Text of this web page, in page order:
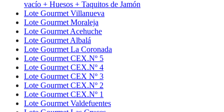
vacío + Huesos + Taquitos de Jamón
Lote Gourmet Villanueva
Lote Gourmet Moraleja
Lote Gourmet Acehuche
Lote Gourmet Albalá
Lote Gourmet La Coronada
Lote Gourmet CEX.Nº 5
Lote Gourmet CEX.Nº 4
Lote Gourmet CEX Nº 3
Lote Gourmet CEX.Nº 2
Lote Gourmet CEX.Nº 1
Lote Gourmet Valdefuentes